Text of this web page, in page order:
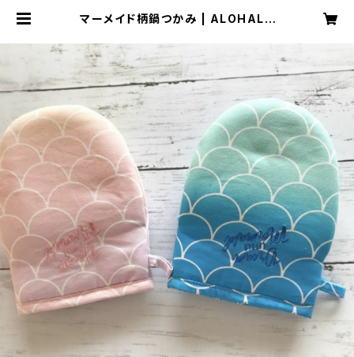
マーメイド柄鍋つかみ | ALOHALO